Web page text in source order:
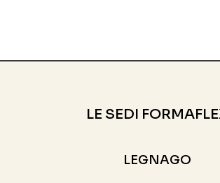
LE SEDI
LEGNAGO